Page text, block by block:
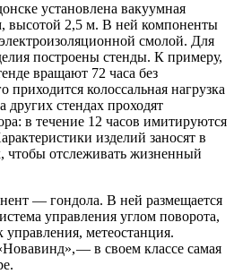
установлена вакуумная
высотой ​2,5 м. В ней компоненты
смолой. Для
построены стенды. К примеру,
вращают 72 часа без
колоссальная нагрузка
стендах проходят
в течение 12 часов имитируются
изделий заносят в
чтобы отслеживать жизненный
— ​гондола. В ней размещается
управления углом поворота,
метеостанция.
— ​в своем классе самая